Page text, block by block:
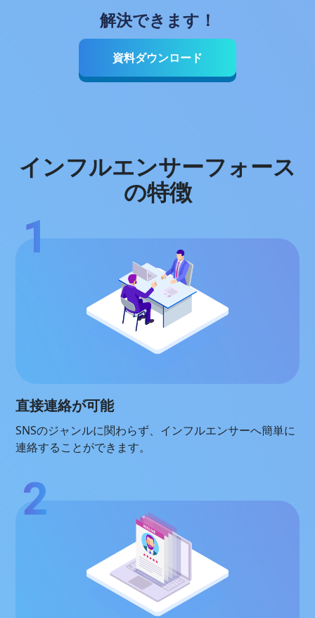
解決できます！
資料ダウンロード
インフルエンサーフォース
の特徴
直接連絡が可能
SNSのジャンルに関わらず、インフルエンサーへ簡単に
連絡することができます。